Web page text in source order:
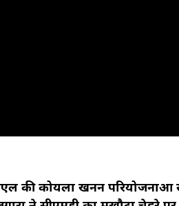
की कोयला खनन परियोजनाओं